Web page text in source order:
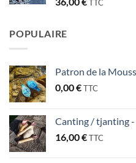
TTC
POPULAIRE
Patron de la
0,00€TTC
Canting / tjanting
16,00€TTC